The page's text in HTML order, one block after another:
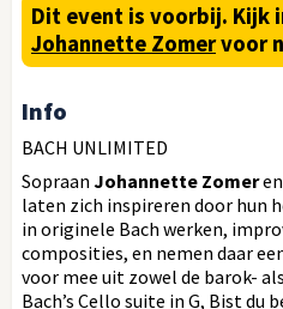
Dit event is voorbij. Kijk
Johannette Zomervoor
Info
BACH UNLIMITED
Sopraan Johannette Zomer
laten zich inspireren door hun
in originele Bach werken,
composities, en nemen daar
voor mee uit zowel de barok-
Bach’s Cello suite in G, Bist du